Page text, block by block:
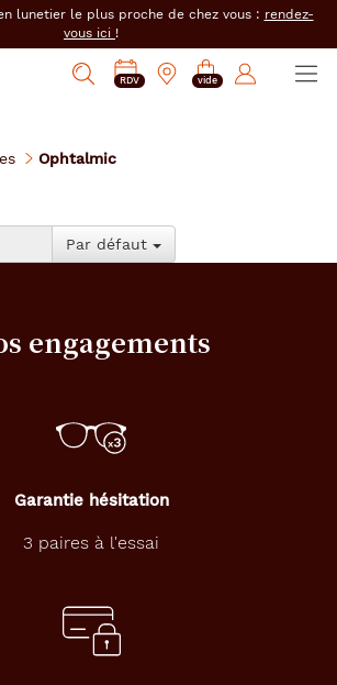
lunetier le plus proche de chez vous : rendez-
vous ici !
AfficherPRENDRE
RDV
Mes
vide
Ophtalmic
Par défaut
engagements
Garantie hésitation
3 paires à l'essai